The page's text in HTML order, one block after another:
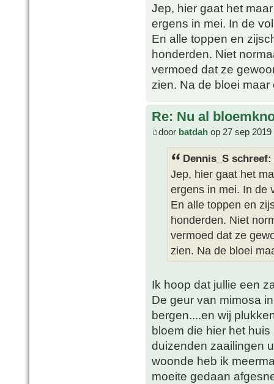
Jep, hier gaat het
ergens in mei. In de
En alle toppen en
honderden. Niet
vermoed dat ze
zien. Na de bloei
Re: Nu al
door batdah op 27 sep 2019
Dennis_S schreef:
Jep, hier gaat het
ergens in mei. In de
En alle toppen en
honderden. Niet
vermoed dat ze
zien. Na de bloei
Ik hoop dat jullie een
De geur van mimosa
bergen....en wij
bloem die hier het
duizenden zaailingen
woonde heb ik
moeite gedaan